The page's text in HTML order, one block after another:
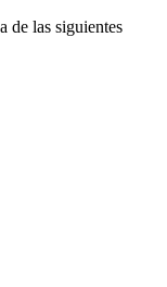
de las siguientes